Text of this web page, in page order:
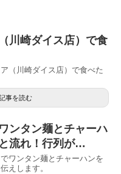
川崎ダイス店）で食
（川崎ダイス店）で食べた
事を読む
ンタン麺とチャーハ
流れ！行列が…
ワンタン麺とチャーハンを
えします。